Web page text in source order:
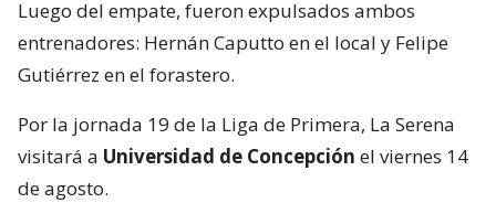
Luego del empate, fueron expulsados ambos
entrenadores: Hernán Caputto en el local y Felipe
Gutiérrez en el forastero.
Por la jornada 19 de la Liga de Primera, La Serena
visitará a Universidad de Concepción el viernes 14
de agosto.